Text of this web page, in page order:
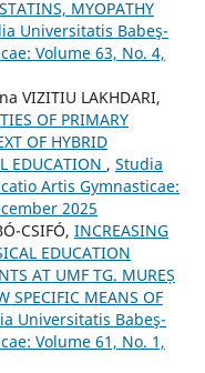
STATINS, MYOPATHY
Universitatis Babeş-
Volume 63, No. 4,
VIZITIU LAKHDARI,
OF PRIMARY
OF HYBRID
EDUCATION , Studia
Artis Gymnasticae:
2025
CSIFÓ, INCREASING
EDUCATION
AT UMF TG. MUREȘ
SPECIFIC MEANS OF
Universitatis Babeş-
Volume 61, No. 1,